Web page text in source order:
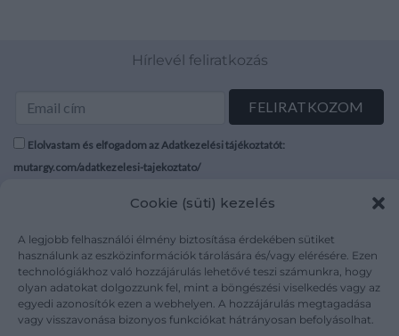
Cookie (süti) kezelés
A legjobb felhasználói élmény biztosítása érdekében sütiket
használunk az eszközinformációk tárolására és/vagy elérésére. Ezen
technológiákhoz való hozzájárulás lehetővé teszi számunkra, hogy
olyan adatokat dolgozzunk fel, mint a böngészési viselkedés vagy az
egyedi azonosítók ezen a webhelyen. A hozzájárulás megtagadása
vagy visszavonása bizonyos funkciókat hátrányosan befolyásolhat.
Hírlevél feliratkozás
Elolvastam és elfogadom az Adatkezelési tájékoztatót:
mutargy.com/adatkezelesi-tajekoztato/
Médiaajánlat
Karrier
Kapcsolat
Áraink
ÁSZF
Adatvédelem
Impresszum